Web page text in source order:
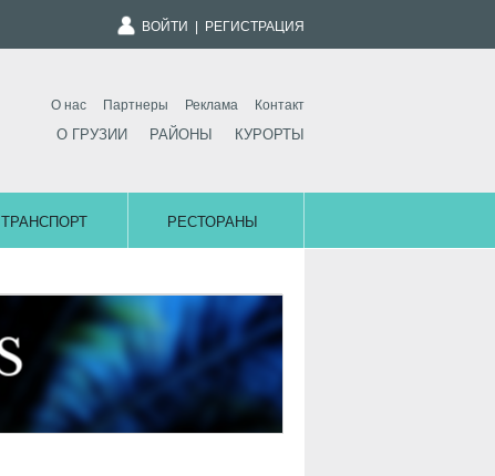
ВОЙТИ РЕГИСТРАЦИЯ
О нас Партнеры Реклама Контакт
О ГРУЗИИ РАЙОНЫ КУРОРТЫ
ТРАНСПОРТ РЕСТОРАНЫ